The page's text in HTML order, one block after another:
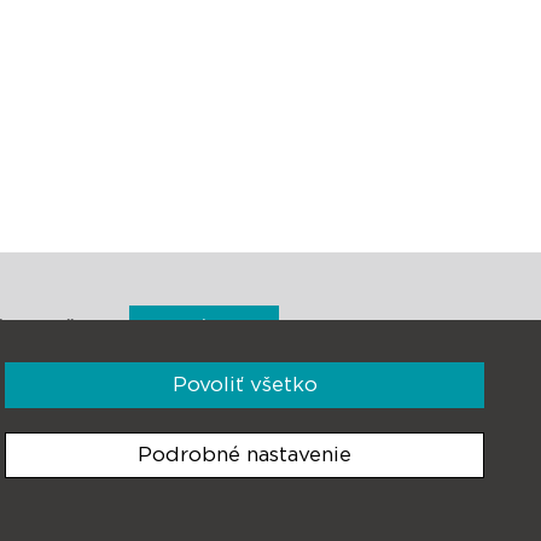
Povoliť všetko
Podrobné nastavenie